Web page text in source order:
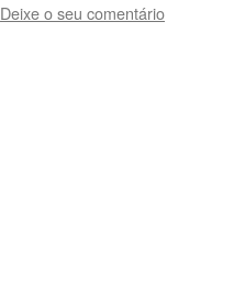
Deixe o seu comentário